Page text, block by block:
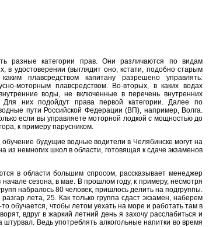
разные категории прав. Они различаются по видам
в удостоверении (выглядит оно, кстати, подобно старым
плавсредством капитану разрешено управлять:
моторным плавсредством. Во-вторых, в каких водах
воды, не включенные в перечень внутренних
них подойдут права первой категории. Далее по
пути Российской Федерации (ВП), например, Волга.
если вы управляете моторной лодкой с мощностью до
к примеру парусником.
будущие водные водители в Челябинске могут на
из немногих школ в области, готовящая к сдаче экзаменов
в области большим спросом, рассказывает менеджер
сезона, в мае. В прошлом году, к примеру, несмотря
набралось 80 человек, пришлось делить на подгруппы.
лета, 25. Как только группа сдаст экзамен, наберем
обучается, чтобы летом уехать на море и работать там в
вдруг в жаркий летний день я захочу расслабиться и
Ведь употреблять алкогольные напитки во время